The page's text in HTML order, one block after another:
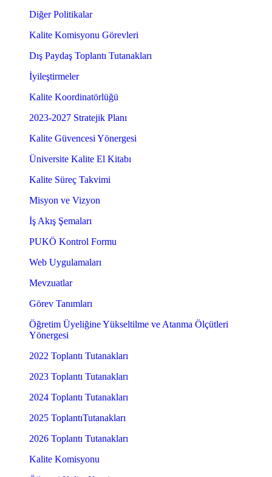
Diğer Politikalar
Kalite Komisyonu Görevleri
Dış Paydaş Toplantı Tutanakları
İyileştirmeler
Kalite Koordinatörlüğü
2023-2027 Stratejik Planı
Kalite Güvencesi Yönergesi
Üniversite Kalite El Kitabı
Kalite Süreç Takvimi
Misyon ve Vizyon
İş Akış Şemaları
PUKÖ Kontrol Formu
Web Uygulamaları
Mevzuatlar
Görev Tanımları
Öğretim Üyeliğine Yükseltilme ve Atanma Ölçütleri
Yönergesi
2022 Toplantı Tutanakları
2023 Toplantı Tutanakları
2024 Toplantı Tutanakları
2025 ToplantıTutanakları
2026 Toplantı Tutanakları
Kalite Komisyonu